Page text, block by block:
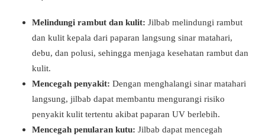
Melindungi rambut dan kulit: Jilbab melindungi rambut
dan kulit kepala dari paparan langsung sinar matahari,
debu, dan polusi, sehingga menjaga kesehatan rambut dan
kulit.
Mencegah penyakit: Dengan menghalangi sinar matahari
langsung, jilbab dapat membantu mengurangi risiko
penyakit kulit tertentu akibat paparan UV berlebih.
Mencegah penularan kutu: Jilbab dapat mencegah